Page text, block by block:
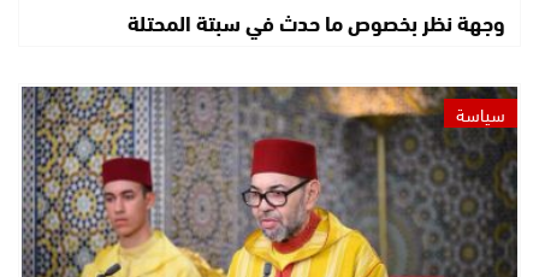
وجهة نظر بخصوص ما حدث في سبتة المحتلة
سياسة